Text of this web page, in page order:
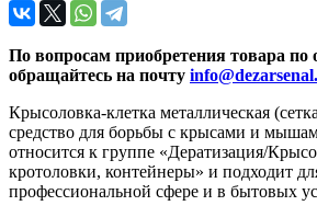
По вопросам приобретения товара
обращайтесь на почту
Крысоловка-клетка металлическая
средство для борьбы с крысами и
относится к группе «Дератизация/
кротоловки, контейнеры» и подходит
профессиональной сфере и в бытовых